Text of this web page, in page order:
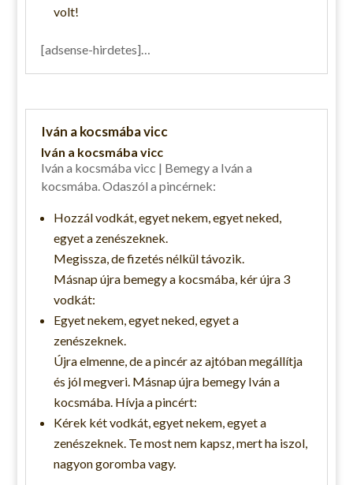
volt!
[adsense-hirdetes]…
Iván a kocsmába vicc
Iván a kocsmába vicc
Iván a kocsmába vicc | Bemegy a Iván a
kocsmába. Odaszól a pincérnek:
Hozzál vodkát, egyet nekem, egyet neked,
egyet a zenészeknek.
Megissza, de fizetés nélkül távozik.
Másnap újra bemegy a kocsmába, kér újra 3
vodkát:
Egyet nekem, egyet neked, egyet a
zenészeknek.
Újra elmenne, de a pincér az ajtóban megállítja
és jól megveri. Másnap újra bemegy Iván a
kocsmába. Hívja a pincért:
Kérek két vodkát, egyet nekem, egyet a
zenészeknek. Te most nem kapsz, mert ha iszol,
nagyon goromba vagy.